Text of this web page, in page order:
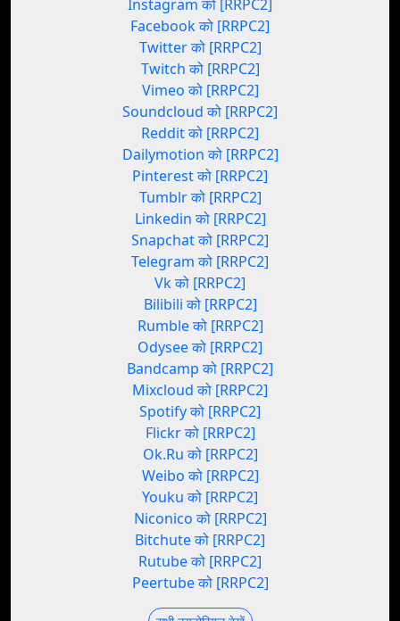
Instagram को [RRPC2]
Facebook को [RRPC2]
Twitter को [RRPC2]
Twitch को [RRPC2]
Vimeo को [RRPC2]
Soundcloud को [RRPC2]
Reddit को [RRPC2]
Dailymotion को [RRPC2]
Pinterest को [RRPC2]
Tumblr को [RRPC2]
Linkedin को [RRPC2]
Snapchat को [RRPC2]
Telegram को [RRPC2]
Vk को [RRPC2]
Bilibili को [RRPC2]
Rumble को [RRPC2]
Odysee को [RRPC2]
Bandcamp को [RRPC2]
Mixcloud को [RRPC2]
Spotify को [RRPC2]
Flickr को [RRPC2]
Ok.Ru को [RRPC2]
Weibo को [RRPC2]
Youku को [RRPC2]
Niconico को [RRPC2]
Bitchute को [RRPC2]
Rutube को [RRPC2]
Peertube को [RRPC2]